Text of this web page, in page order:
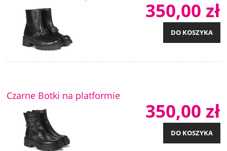
350,00 zł
DO KOSZYKA
Czarne Botki na platformie
350,00 zł
DO KOSZYKA